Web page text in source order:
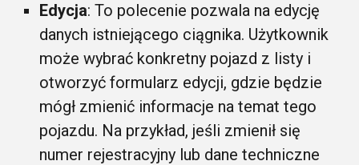
Edycja: To polecenie pozwala na edycję
danych istniejącego ciągnika. Użytkownik
może wybrać konkretny pojazd z listy i
otworzyć formularz edycji, gdzie będzie
mógł zmienić informacje na temat tego
pojazdu. Na przykład, jeśli zmienił się
numer rejestracyjny lub dane techniczne